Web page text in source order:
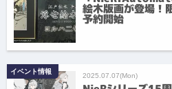
絵木版画が登場
予約開始
イベント情報 2025.07.07(Mon)